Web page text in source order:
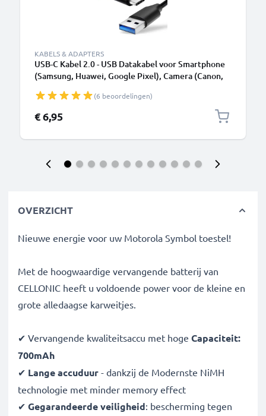
KABELS & ADAPTERS
USB-C Kabel 2.0 - USB Datakabel voor Smartphone
(Samsung, Huawei, Google Pixel), Camera (Canon,
Oplaadkabel USB C Stekker
(6 beoordelingen)
€ 6,95
OVERZICHT
Nieuwe energie voor uw Motorola Symbol toestel!
Met de hoogwaardige vervangende batterij van
CELLONIC heeft u voldoende power voor de kleine en
grote alledaagse karweitjes.
✔ Vervangende kwaliteitsaccu met hoge Capaciteit:
700mAh
✔ Lange accuduur - dankzij de Modernste NiMH
technologie met minder memory effect
✔ Gegarandeerde veiligheid: bescherming tegen